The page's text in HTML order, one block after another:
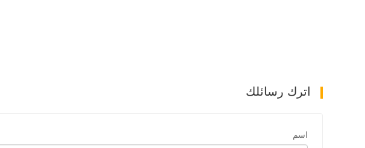
اترك رسائلك
اسم